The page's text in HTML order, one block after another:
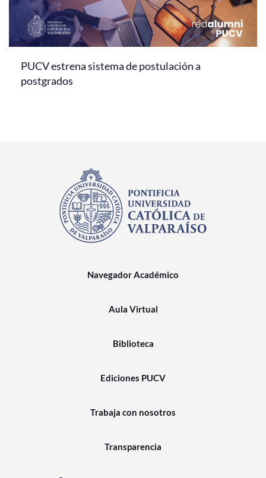
PUCV estrena sistema de postulación a
postgrados
Navegador Académico
Aula Virtual
Biblioteca
Ediciones PUCV
Trabaja con nosotros
Transparencia